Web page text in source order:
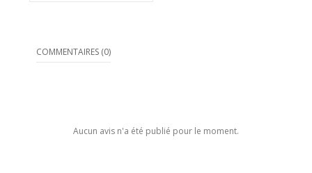
COMMENTAIRES (0)
Aucun avis n'a été publié pour le moment.